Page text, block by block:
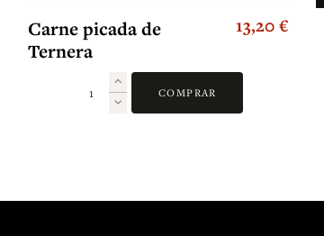
Carne picada de
Ternera
13,20 €
COMPRAR